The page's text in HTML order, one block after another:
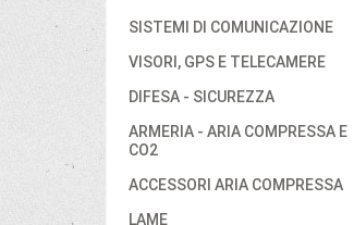
SISTEMI DI COMUNICAZIONE
VISORI, GPS E TELECAMERE
DIFESA - SICUREZZA
ARMERIA - ARIA COMPRESSA E
CO2
ACCESSORI ARIA COMPRESSA
LAME